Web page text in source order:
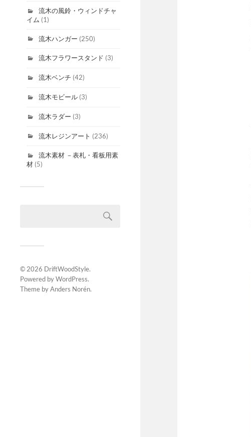
流木の風鈴・ウィンドチャ
イム (1)
流木ハンガー (250)
流木フラワースタンド (3)
流木ベンチ (42)
流木モビール(3)
流木ラダー (3)
流木レジンアート (236)
流木素材 －表札・看板用素
材(5)
© 2026 DriftWoodStyle.
Powered byWordPress.
Theme byAnders Norén.